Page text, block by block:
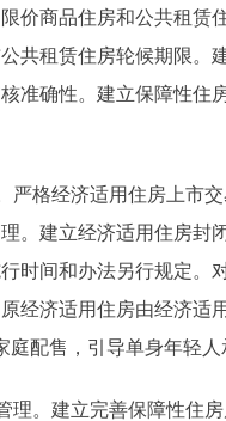
价商品住房和公共租赁
共租赁住房轮候期限。
准确性。建立保障性住
格经济适用住房上市交
。建立经济适用住房封
时间和办法另行规定。
经济适用住房由经济适
庭配售，引导单身年轻
。建立完善保障性住房